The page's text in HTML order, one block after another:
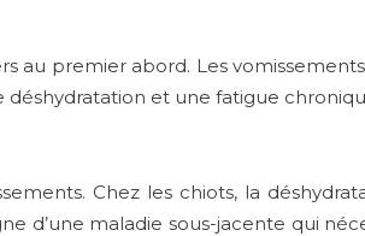
au premier abord. Les
et une fatigue
Chez les chiots, la
d’une maladie sous-jacente qui